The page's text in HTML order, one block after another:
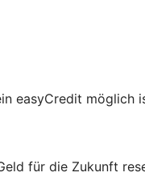
easyCredit möglich
für die Zukunft